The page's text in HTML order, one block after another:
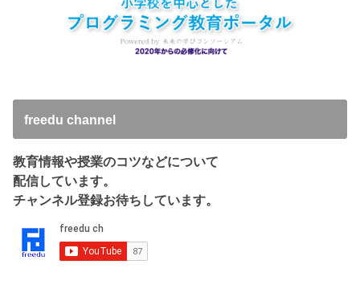
freedu channel
教育情報や授業のコツなどについて
配信しています。
チャンネル登録お待ちしています。